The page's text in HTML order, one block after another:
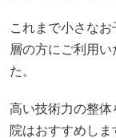
これまで小さな
層の方にご利用
た。
高い技術力の整
院はおすすめしま